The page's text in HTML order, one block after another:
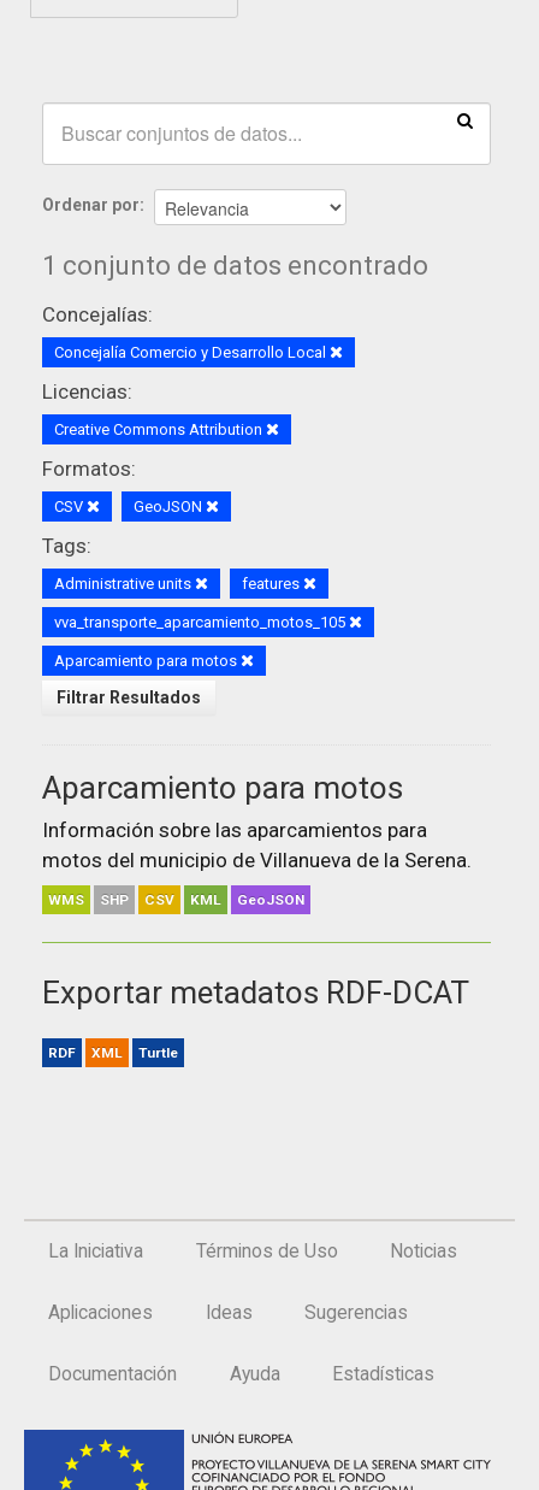
Ordenar por
1 conjunto de datos encontrado
Concejalías:
Concejalía Comercio y Desarrollo Local
Licencias:
Creative Commons Attribution
Formatos:
CSV GeoJSON
Tags:
Administrative units features
vva_transporte_aparcamiento_motos_105
Aparcamiento para motos
Filtrar Resultados
Aparcamiento para motos
Información sobre las aparcamientos para
motos del municipio de Villanueva de la Serena.
WMS SHP CSV KML GeoJSON
Exportar metadatos RDF-DCAT
RDF XML Turtle
La Iniciativa Términos de Uso Noticias
Aplicaciones Ideas Sugerencias
Documentación Ayuda Estadísticas